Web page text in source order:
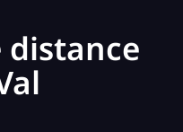
distance